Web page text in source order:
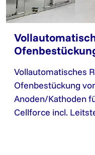
Vollautomatisches
Ofenbestückung
Anoden/Kathoden
Cellforce incl.